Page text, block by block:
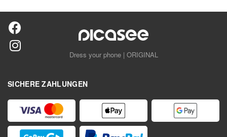
Dress your phone | ORIGINAL
SICHERE ZAHLUNGEN